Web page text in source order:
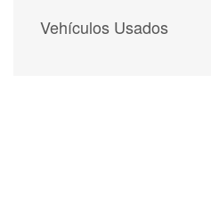
Vehículos Usados